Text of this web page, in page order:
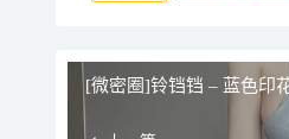
[微密圈]铃铛铛 – 蓝色印